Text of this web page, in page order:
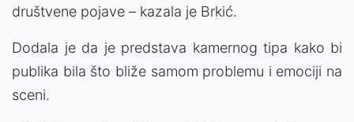
društvene pojave – kazala je Brkić.
Dodala je da je predstava kamernog tipa kako bi
publika bila što bliže samom problemu i emociji na
sceni.